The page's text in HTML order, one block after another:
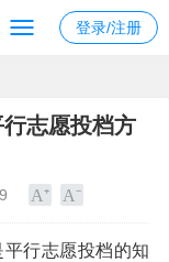
登录/注册
志愿投档方
行志愿投档的知